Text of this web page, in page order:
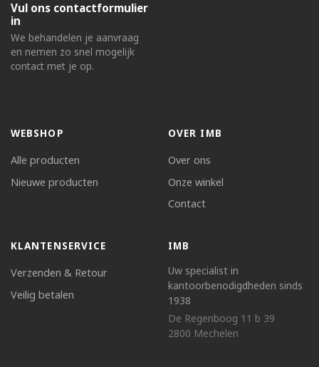
Vul ons contactformulier
in
We behandelen je aanvraag
en nemen zo snel mogelijk
contact met je op.
WEBSHOP
Alle producten
Nieuwe producten
OVER IMB
Over ons
Onze winkel
Contact
KLANTENSERVICE
Verzenden & Retour
Veilig betalen
IMB
Uw specialist in
kantoorbenodigdheden sinds
1938
De Regenboog 11 b 39
2800 Mechelen